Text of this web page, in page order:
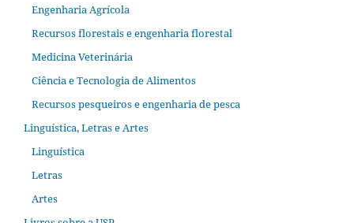
Engenharia Agrícola
Recursos florestais e engenharia florestal
Medicina Veterinária
Ciência e Tecnologia de Alimentos
Recursos pesqueiros e engenharia de pesca
Linguística, Letras e Artes
Linguística
Letras
Artes